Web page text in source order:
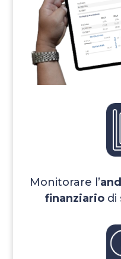
Monitorare l’
finanziario di